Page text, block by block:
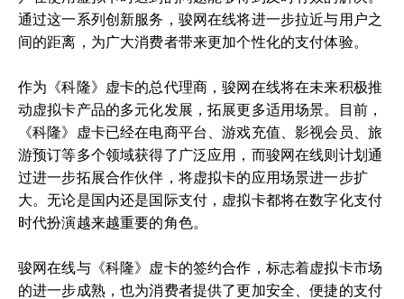
通过这一系列创新服务，骏网在线将进一步拉近与用户之
间的距离，为广大消费者带来更加个性化的支付体验。
作为《科隆》虚卡的总代理商，骏网在线将在未来积极推
动虚拟卡产品的多元化发展，拓展更多适用场景。目前，
《科隆》虚卡已经在电商平台、游戏充值、影视会员、旅
游预订等多个领域获得了广泛应用，而骏网在线则计划通
过进一步拓展合作伙伴，将虚拟卡的应用场景进一步扩
大。无论是国内还是国际支付，虚拟卡都将在数字化支付
时代扮演越来越重要的角色。
骏网在线与《科隆》虚卡的签约合作，标志着虚拟卡市场
的进一步成熟，也为消费者提供了更加安全、便捷的支付